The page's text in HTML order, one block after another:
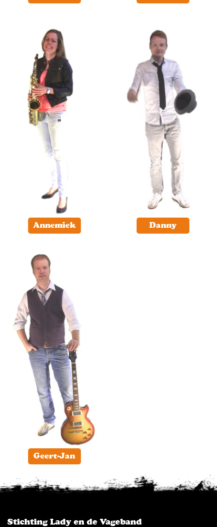
Annemiek Danny
Geert-Jan
Stichting Lady en de Vageband